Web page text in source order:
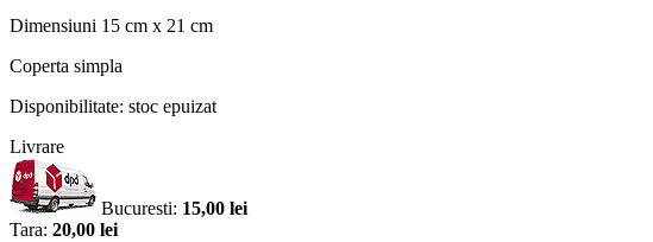
Dimensiuni 15 cm x 21 cm
Coperta simpla
Disponibilitate: stoc epuizat
Livrare
Bucuresti: 15,00 lei
Tara: 20,00 lei